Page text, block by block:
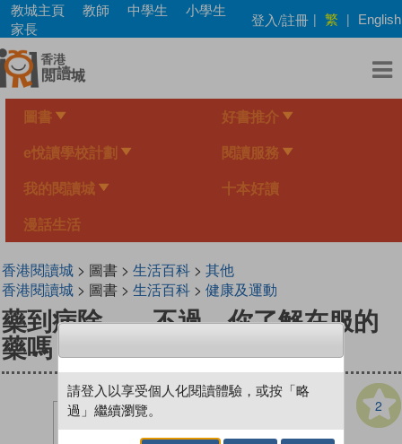
Skip
main
content
教城主頁 教師 中學生
小學生
家長
登入/註冊 | 繁 | English
圖書 好書推介
e悅讀學校計劃 閱讀服務
我的閱讀城 十本好讀
漫話生活
香港閱讀城> 圖書 > 生活百科> 其他
香港閱讀城> 圖書 > 生活百科> 健康及運動
藥到病除——不過，你了解在服的
藥嗎？
2
請登入以享受個人化閱讀體驗，或按「略
過」繼續瀏覽。